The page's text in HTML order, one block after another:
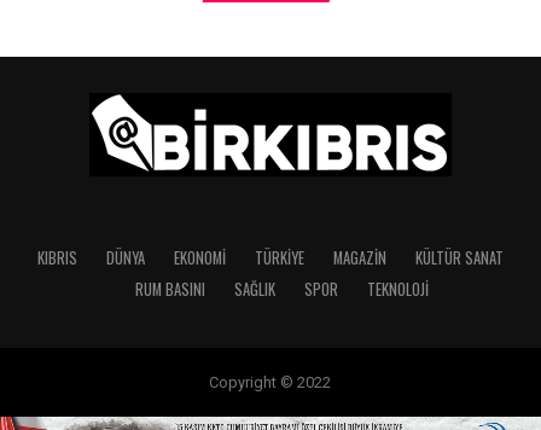
KIBRIS DÜNYA EKONOMI TÜRKIYE MAGAZIN
KÜLTÜR SANAT
RUM BASINI
SAĞLIK SPOR TEKNOLOJI
Copyright © 2022